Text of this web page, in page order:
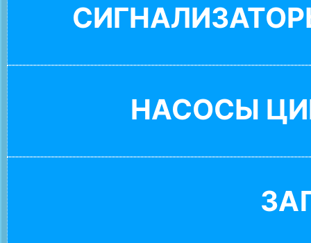
НАСОСЫ